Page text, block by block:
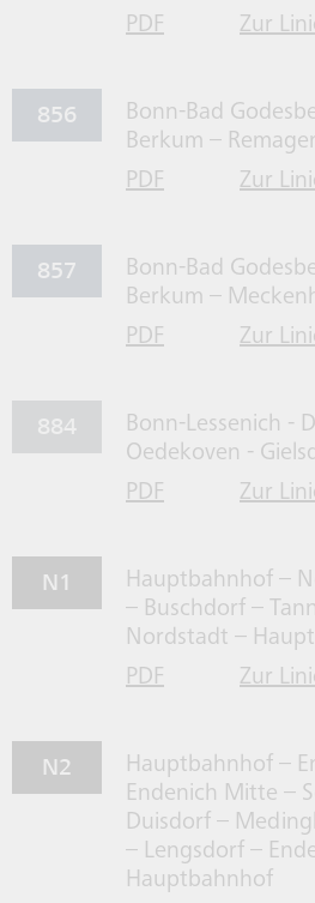
PDFfür Linie 855
Zur
856
Bonn-Bad
Berkum –
PDFfür Linie 856
Zur
857
Bonn-Bad
Berkum –
PDFfür Linie 857
Zur
884
Bonn-Lessenich -
Oedekoven -
PDFfür Linie 884
Zur
N1
Hauptbahnhof –
– Buschdorf –
Nordstadt –
PDFfür Linie N1
Zur
N2
Hauptbahnhof –
Endenich Mitte –
Duisdorf –
– Lengsdorf –
Hauptbahnhof